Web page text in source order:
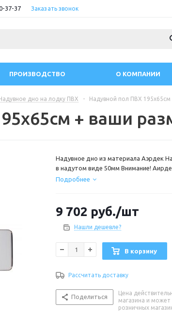
37-37 Заказать звонок
ПРОИЗВОДСТВО О КОМПАНИИ
дно на лодку ПВХ - Надувной пол ПВХ
+ ваши
Надувное дно из материала Аэрдек
в надутом виде 50мм Внимание!
этот лодки не имеющие надувной киль
Подробнее
9 702 руб./шт
Нашли дешевле?
В корзину
Рассчитать доставку
Поделиться
Цена
магазина и может
розничных